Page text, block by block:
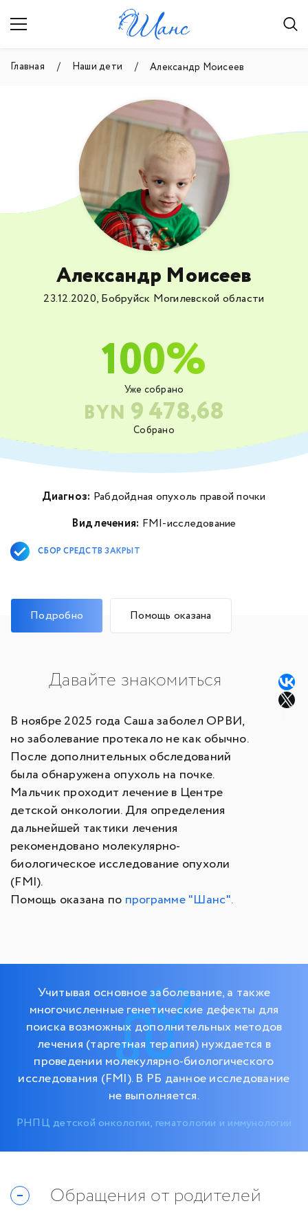
Главная Наши дети Александр Моисеев
Собрано
BYN 9 478,68
Уже собрано
100%
Александр Моисеев
23.12.2020, Бобруйск Могилевской области
Диагноз: Рабдойдная опухоль правой почки
Вид лечения: FMI-исследование
СБОР СРЕДСТВ ЗАКРЫТ
Подробно Помощь оказана
Давайте знакомиться
В ноябре 2025 года Саша заболел ОРВИ,
но заболевание протекало не как обычно.
После дополнительных обследований
была обнаружена опухоль на почке.
Мальчик проходит лечение в Центре
детской онкологии. Для определения
дальнейшей тактики лечения
рекомендовано молекулярно-
биологическое исследование опухоли
(FMI).
Помощь оказана по программе "Шанс".
Учитывая основное заболевание, а также
многочисленные генетические дефекты для
поиска возможных дополнительных методов
лечения (таргетная терапия) нуждается в
проведении молекулярно-биологического
исследования (FMI). В РБ данное исследование
не выполняется.
РНПЦ детской онкологии, гематологии и иммунологии
Обращения от родителей